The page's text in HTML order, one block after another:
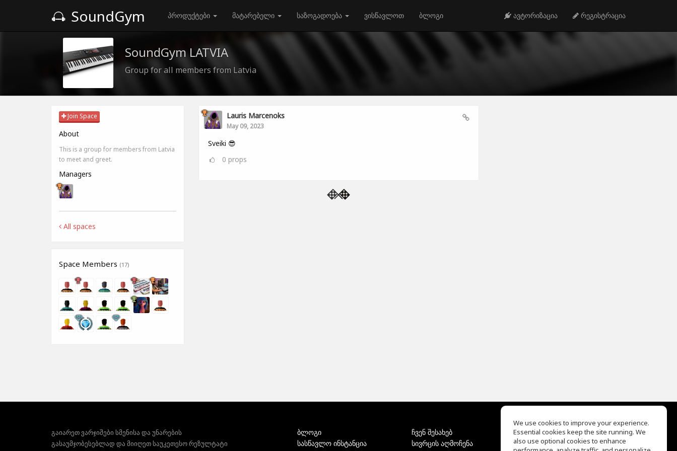
SoundGym პროდუქტები მატარებელი საზოგადოება ვისწავლოთ ბლოგი ავტორიზაცია რეგისტრაცია
SoundGym LATVIA
Group for all members from Latvia
Join Space
About
This is a group for members from Latvia
to meet and greet.
Managers
All spaces
Space Members (17)
Lauris Marcenoks
May 09, 2023
Sveiki 😎
0 props
გაიარეთ ვარჯიშები სმენისა და უნარების
გასაუმჯობესებლად და მიიღეთ საუკეთესო რეზულტატი
ბლოგი
სასწავლო ინსტანცია
ჩვენ შესახებ
სივრცის აღმოჩენა
EQ Ear Training
Drum Machine
We use cookies to improve your experience.
Essential cookies keep the site running. We
also use optional cookies to enhance